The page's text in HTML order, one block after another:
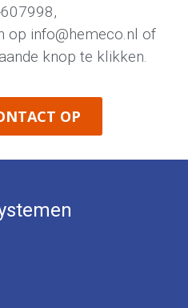
,
op info@hemeco.nl of
knop te klikken.
OP